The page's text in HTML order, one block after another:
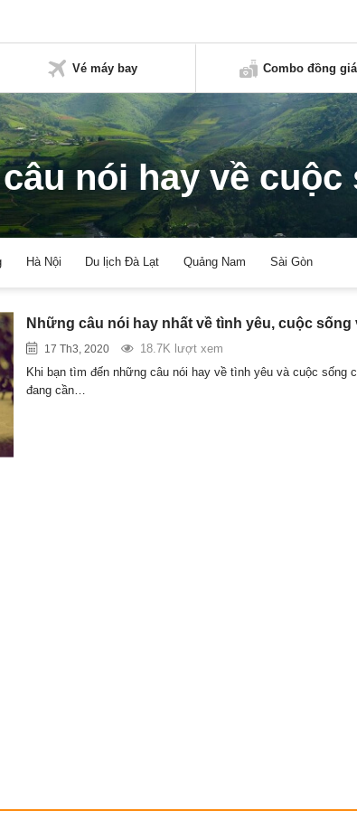
Vé máy bay Combo đồng giá
câu nói hay về
Hà Nội Du lịch Đà Lạt Quảng Nam Sài Gòn
Những câu nói hay nhất về tình yêu, cuộc sống
17 Th3, 2020
18.7K lượt xem
Khi bạn tìm đến những câu nói hay về tình yêu và cuộc sống
đang cần…